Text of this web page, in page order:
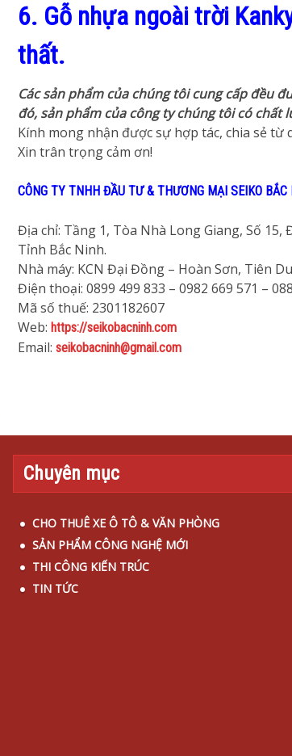
6. Gỗ nhựa ngoài trời
thất.
Các sản phẩm của chúng tôi cung cấp đều
đó, sản phẩm của công ty chúng tôi có chất
Kính mong nhận được sự hợp tác, chia sẻ từ
Xin trân trọng cảm ơn!
CÔNG TY TNHH ĐẦU TƯ & THƯƠNG MẠI SEIKO BẮC
Địa chỉ: Tầng 1, Tòa Nhà Long Giang, Số
Tỉnh Bắc Ninh.
Nhà máy: KCN Đại Đồng – Hoàn Sơn, Tiên
Điện thoại: 0899 499 833 – 0982 669 571 –
Mã số thuế: 2301182607
Web:https://seikobacninh.com
Email:seikobacninh@gmail.com
Chuyên mục
CHO THUÊ XE Ô TÔ & VĂN PHÒNG
SẢN PHẨM CÔNG NGHỆ MỚI
THI CÔNG KIẾN TRÚC
TIN TỨC